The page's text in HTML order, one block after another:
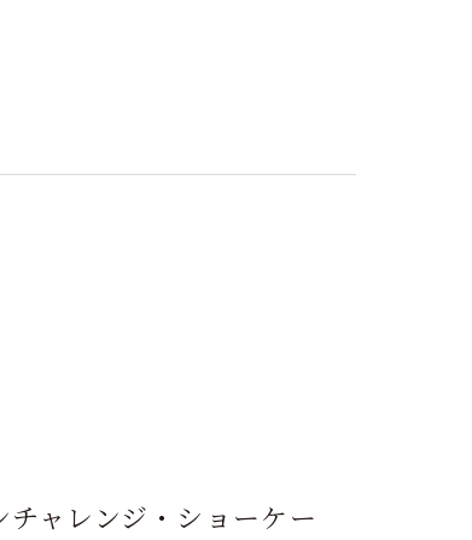
ャレンジ・ショーケー